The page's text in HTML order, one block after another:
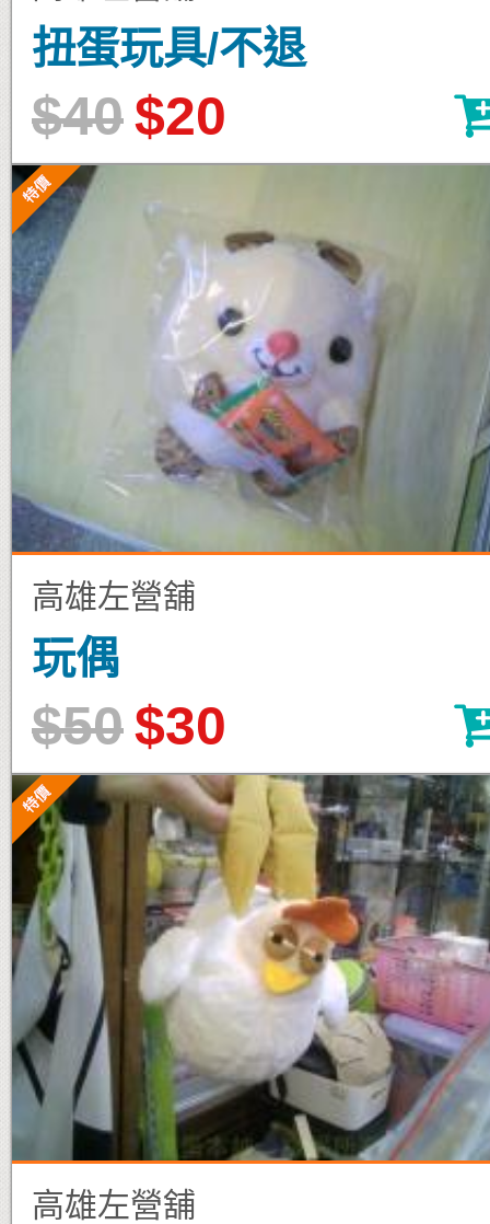
扭蛋玩具/不退
$40$20
高雄左營舖
玩偶
$50$30
高雄左營舖